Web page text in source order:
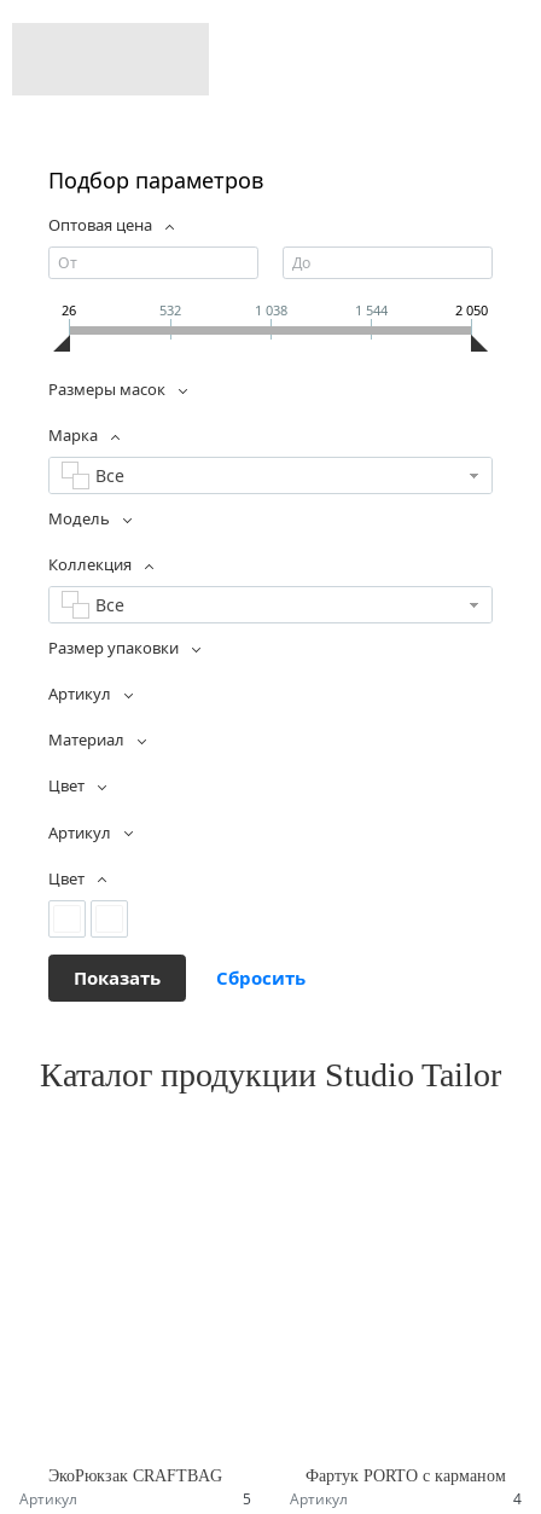
Подбор параметров
Оптовая цена
26 532 1 038 1 544 2 050
Размеры масок
Марка
Все
Модель
Коллекция
Все
Размер упаковки
Артикул
Материал
Цвет
Артикул
Цвет
Каталог продукции Studio Tailor
ЭкоРюкзак CRAFTBAG
Артикул
5
Фартук PORTO с карманом
Артикул
4